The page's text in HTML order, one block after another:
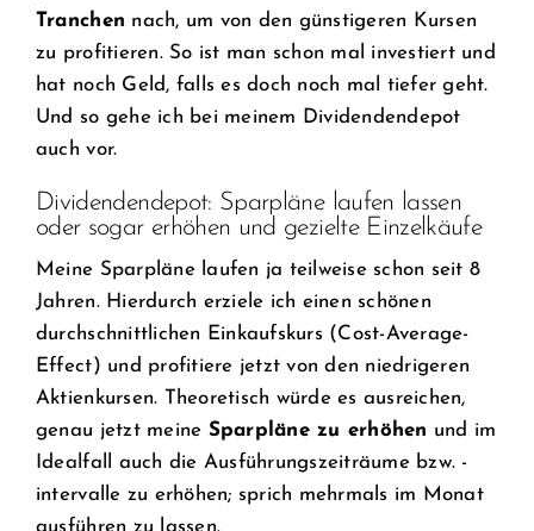
Tranchen nach, um von den günstigeren Kursen
zu profitieren. So ist man schon mal investiert und
hat noch Geld, falls es doch noch mal tiefer geht.
Und so gehe ich bei meinem Dividendendepot
auch vor.
Dividendendepot: Sparpläne laufen lassen
oder sogar erhöhen und gezielte Einzelkäufe
Meine Sparpläne laufen ja teilweise schon seit 8
Jahren. Hierdurch erziele ich einen schönen
durchschnittlichen Einkaufskurs (Cost-Average-
Effect) und profitiere jetzt von den niedrigeren
Aktienkursen. Theoretisch würde es ausreichen,
genau jetzt meine Sparpläne zu erhöhen und im
Idealfall auch die Ausführungszeiträume bzw. -
intervalle zu erhöhen; sprich mehrmals im Monat
ausführen zu lassen.